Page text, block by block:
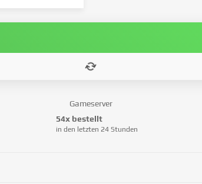
Gameserver
54x bestellt
in den letzten 24 Stunden